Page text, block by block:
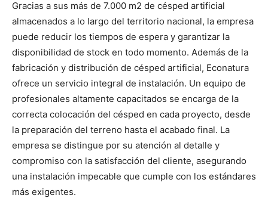
Gracias a sus más de 7.000 m2 de césped artificial
almacenados a lo largo del territorio nacional, la empresa
puede reducir los tiempos de espera y garantizar la
disponibilidad de stock en todo momento. Además de la
fabricación y distribución de césped artificial, Econatura
ofrece un servicio integral de instalación. Un equipo de
profesionales altamente capacitados se encarga de la
correcta colocación del césped en cada proyecto, desde
la preparación del terreno hasta el acabado final. La
empresa se distingue por su atención al detalle y
compromiso con la satisfacción del cliente, asegurando
una instalación impecable que cumple con los estándares
más exigentes.